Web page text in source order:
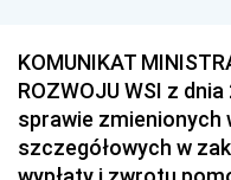
KOMUNIKAT
ROZWOJU WSI z
sprawie zmienionych
szczegółowych w